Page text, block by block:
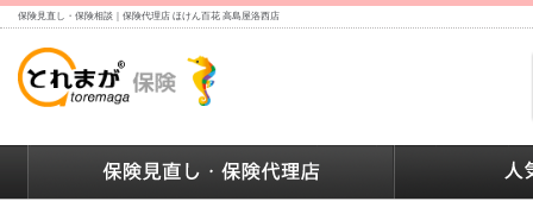
保険見直し・保険相談｜保険代理店 ほけん百花 高島屋洛西店